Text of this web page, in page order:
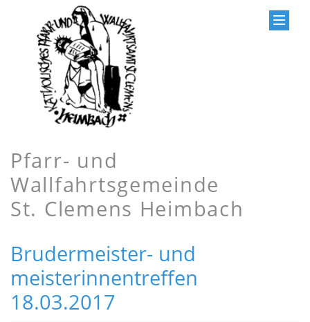
Pfarr- und
Wallfahrtsgemeinde
St. Clemens Heimbach
Brudermeister- und
meisterinnentreffen
18.03.2017